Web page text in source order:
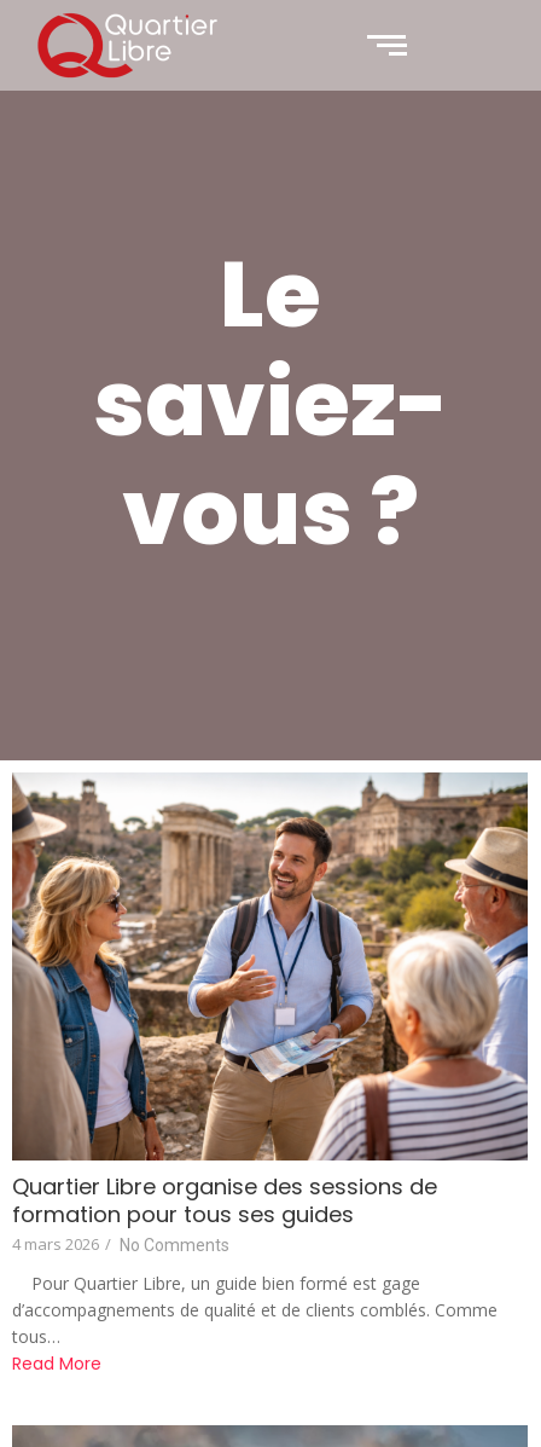
Le
saviez-
vous ?
Quartier Libre organise des sessions de
formation pour tous ses guides
4 mars 2026 / No Comments
Pour Quartier Libre, un guide bien formé est gage
d’accompagnements de qualité et de clients comblés. Comme
tous…
Read More